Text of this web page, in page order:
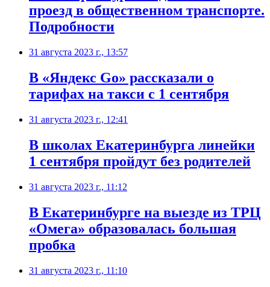
проезд в общественном транспорте.
Подробности
31 августа 2023 г., 13:57
В «Яндекс Go» рассказали о
тарифах на такси с 1 сентября
31 августа 2023 г., 12:41
В школах Екатеринбурга линейки
1 сентября пройдут без родителей
31 августа 2023 г., 11:12
В Екатеринбурге на выезде из ТРЦ
«Омега» образовалась большая
пробка
31 августа 2023 г., 11:10